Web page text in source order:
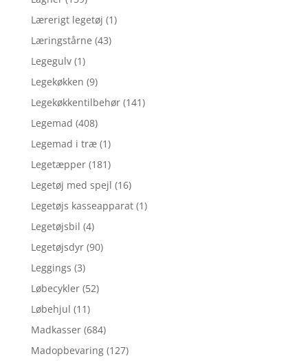
Lærerigt legetøj (1)
Læringstårne (43)
Legegulv (1)
Legekøkken (9)
Legekøkkentilbehør (141)
Legemad (408)
Legemad i træ (1)
Legetæpper (181)
Legetøj med spejl (16)
Legetøjs kasseapparat (1)
Legetøjsbil (4)
Legetøjsdyr (90)
Leggings (3)
Løbecykler (52)
Løbehjul (11)
Madkasser (684)
Madopbevaring (127)